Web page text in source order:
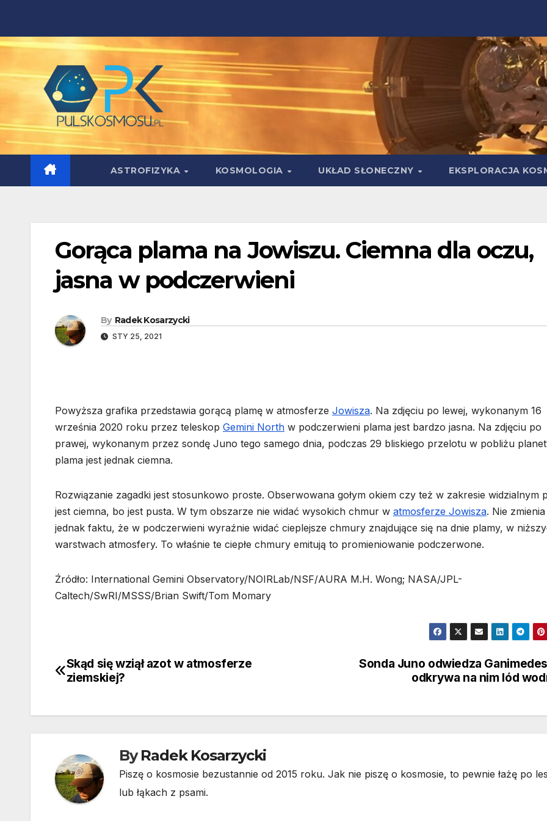
content
ASTROFIZYKA KOSMOLOGIA UKŁAD SŁONECZNY EKSPLORACJA
Gorąca plama na Jowiszu. Ciemna dla oczu,
jasna w podczerwieni
By Radek Kosarzycki
STY 25, 2021
Powyższa grafika przedstawia gorącą plamę w atmosferze Jowisza. Na zdjęciu po lewej, wykonanym 16
września 2020 roku przez teleskop Gemini North w podczerwieni plama jest bardzo jasna. Na zdjęciu po
prawej, wykonanym przez sondę Juno tego samego dnia, podczas 29 bliskiego przelotu w pobliżu
plama jest jednak ciemna.
Rozwiązanie zagadki jest stosunkowo proste. Obserwowana gołym okiem czy też w zakresie widzialnym
jest ciemna, bo jest pusta. W tym obszarze nie widać wysokich chmur w atmosferze Jowisza. Nie
jednak faktu, że w podczerwieni wyraźnie widać cieplejsze chmury znajdujące się na dnie plamy, w
warstwach atmosfery. To właśnie te ciepłe chmury emitują to promieniowanie podczerwone.
Źródło: International Gemini Observatory/NOIRLab/NSF/AURA M.H. Wong; NASA/JPL-
Caltech/SwRI/MSSS/Brian Swift/Tom Momary
Nawigacja
Sonda Juno odwiedza
odkrywa na nim lód
Skąd się wziął azot w atmosferze
ziemskiej?
ByRadek Kosarzycki
Piszę o kosmosie bezustannie od 2015 roku. Jak nie piszę o kosmosie, to pewnie łażę po
lub łąkach z psami.